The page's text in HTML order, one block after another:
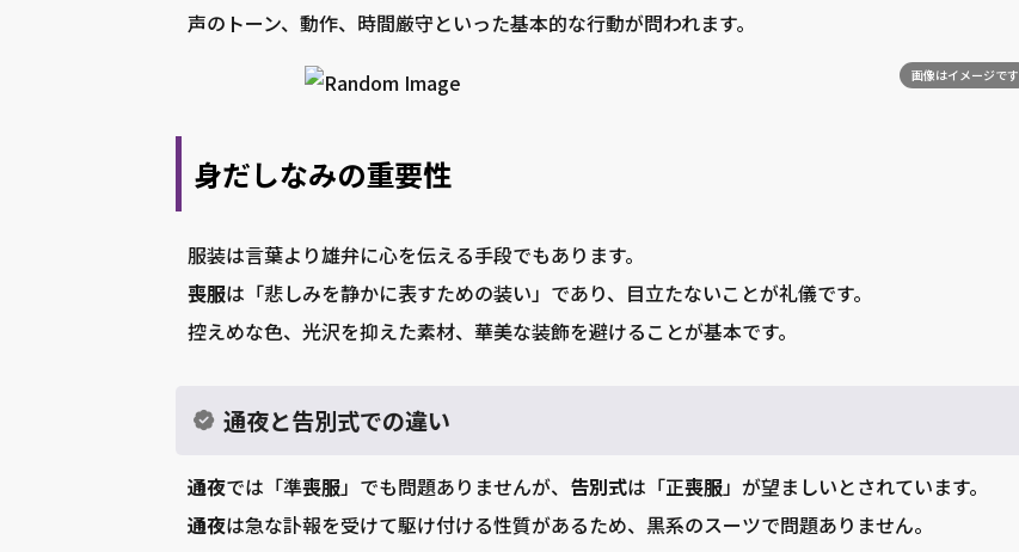
声のトーン、動作、時間厳守といった基本的な行動が問われます。
画像はイメージです
身だしなみの重要性
服装は言葉より雄弁に心を伝える手段でもあります。
喪服は「悲しみを静かに表すための装い」であり、目立たないことが礼儀です。
控えめな色、光沢を抑えた素材、華美な装飾を避けることが基本です。
通夜と告別式での違い
通夜では「準喪服」でも問題ありませんが、 告別式は「正喪服」が望ましいとされています。
通夜は急な訃報を受けて駆け付ける性質があるため、黒系のスーツで問題ありません。